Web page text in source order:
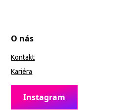
O nás
Kontakt
Kariéra
Instagram